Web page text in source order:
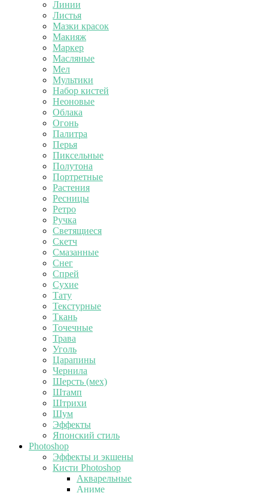
Линии
Листья
Мазки красок
Макияж
Маркер
Масляные
Мел
Мультики
Набор кистей
Неоновые
Облака
Огонь
Палитра
Перья
Пиксельные
Полутона
Портретные
Растения
Ресницы
Ретро
Ручка
Светящиеся
Скетч
Смазанные
Снег
Спрей
Сухие
Тату
Текстурные
Ткань
Точечные
Трава
Уголь
Царапины
Чернила
Шерсть (мех)
Штамп
Штрихи
Шум
Эффекты
Японский стиль
Photoshop
Эффекты и экшены
Кисти Photoshop
Акварельные
Аниме